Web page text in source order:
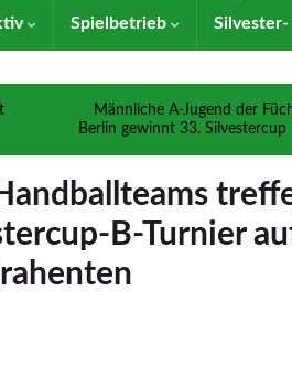
Spielbetrieb Silvester-
Männliche A-Jugend der
Berlin gewinnt 33. Silvestercup
B-Turnier